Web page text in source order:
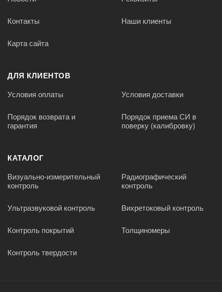
Контакты Наши клиенты
Карта сайта
ДЛЯ КЛИЕНТОВ
Условия оплаты Условия доставки
Порядок возврата и
гарантия
Порядок приема СИ в
поверку (калибровку)
КАТАЛОГ
Визуально-измерительный
контроль
Радиографический
контроль
Ультразвуковой контроль Вихретоковый контроль
Контроль покрытий Толщиномеры
Контроль твердости